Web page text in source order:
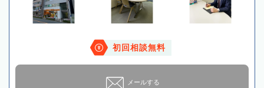
初回相談無料
メールする